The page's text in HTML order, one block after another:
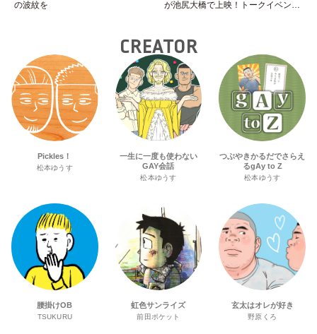
の波紋を
が池尻大橋で上映！トークイベント
CREATOR
Pickles！
松本ゆうす
一生に一度も使わない
GAY会話
松本ゆうす
つぶやきかるだでさらえ
るgAy to Z
松本ゆうす
腰掛けOB
TSUKURU
虹色サンライズ
前田ポケット
玄太はオレが好き
野原くろ